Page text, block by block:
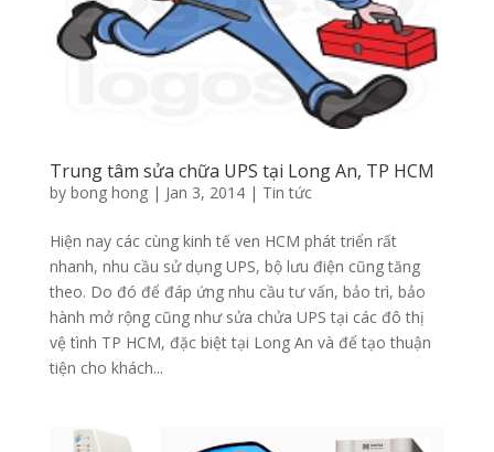
Trung tâm sửa chữa UPS tại Long An, TP HCM
by bong hong| Jan 3, 2014| Tin tức
Hiện nay các cùng kinh tế ven HCM phát triển rất
nhanh, nhu cầu sử dụng UPS, bộ lưu điện cũng tăng
theo. Do đó để đáp ứng nhu cầu tư vấn, bảo trì, bảo
hành mở rộng cũng như sửa chửa UPS tại các đô thị
vệ tình TP HCM, đặc biệt tại Long An và để tạo thuận
tiện cho khách...